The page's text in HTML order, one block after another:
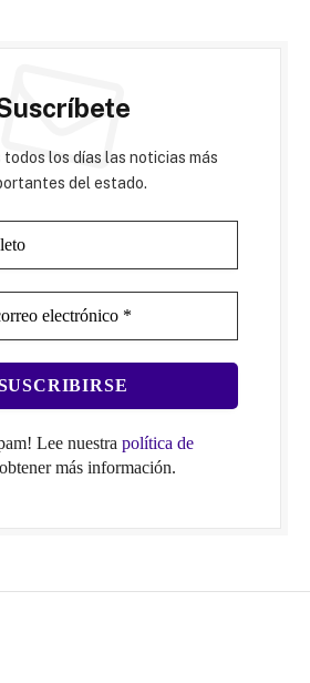
los días las noticias más
del estado.
Lee nuestra política de
más información.